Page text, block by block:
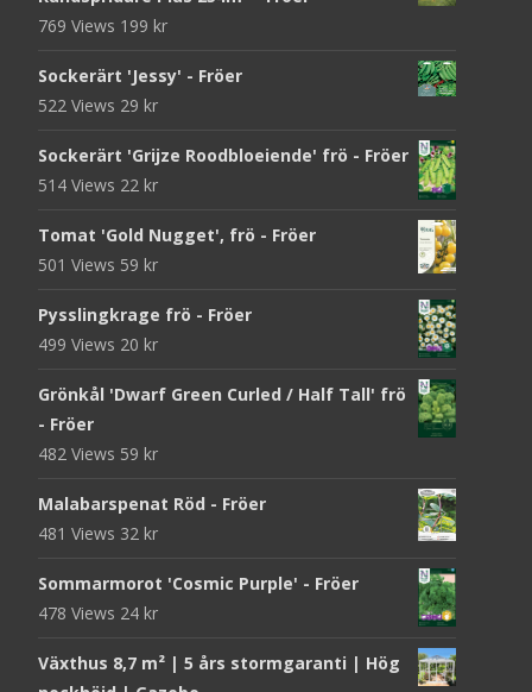
769 Views 199 kr
Sockerärt 'Jessy' - Fröer
522 Views 29 kr
Sockerärt 'Grijze Roodbloeiende' frö - Fröer
514 Views 22 kr
Tomat 'Gold Nugget', frö - Fröer
501 Views 59 kr
Pysslingkrage frö - Fröer
499 Views 20 kr
Grönkål 'Dwarf Green Curled / Half Tall' frö
- Fröer
482 Views 59 kr
Malabarspenat Röd - Fröer
481 Views 32 kr
Sommarmorot 'Cosmic Purple' - Fröer
478 Views 24 kr
Växthus 8,7 m² | 5 års stormgaranti | Hög